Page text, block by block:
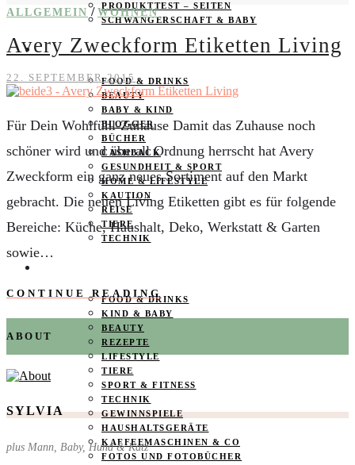
PRODUKTTEST – SEITEN
SCHWANGERSCHAFT & BABY
PRODUKTTESTER GESUCHT
FOOD & DRINKS
BEAUTY
BABY & KIND
BLOGGER
BÜCHER
CASHBACK
GESUNDHEIT & SPORT
HOME & LIFESTYLE
KAUTION
REISE
TIERE
TECHNIK
FOOD & DRINKS
KIND & BABY
BEAUTY
REZEPTE
LIFESTYLE
TIERE
SPORT & FITNESS
TECHNIK
GEWINNSPIELE
HAUSHALTSGERÄTE
KAFFEEMASCHINEN & CO
FOTOS UND FOTOBÜCHER
ALLGEMEIN / WOHNEN
Avery Zweckform Etiketten Living
22. SEPTEMBER 2015
Für Dein Wohlfühl-Zuhause Damit das Zuhause noch
schöner wird und überall Ordnung herrscht hat Avery
Zweckform ein ganz neues Sortiment auf den Markt
gebracht. Die neuen Living Etiketten gibt es für folgende
Bereiche: Küche, Haushalt, Deko, Werkstatt & Garten
sowie…
CONTINUE READING
ABOUT
SYLVIA
plus Mann, Baby, Hund & Katz